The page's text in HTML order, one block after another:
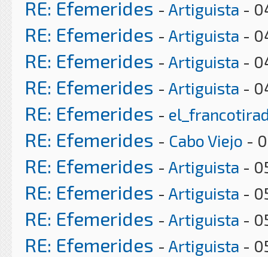
RE: Efemerides - Artiguista -
RE: Efemerides - Artiguista -
RE: Efemerides - Artiguista -
RE: Efemerides - Artiguista -
RE: Efemerides -
RE: Efemerides - Cabo Viejo -
RE: Efemerides - Artiguista -
RE: Efemerides - Artiguista -
RE: Efemerides - Artiguista -
RE: Efemerides - Artiguista -